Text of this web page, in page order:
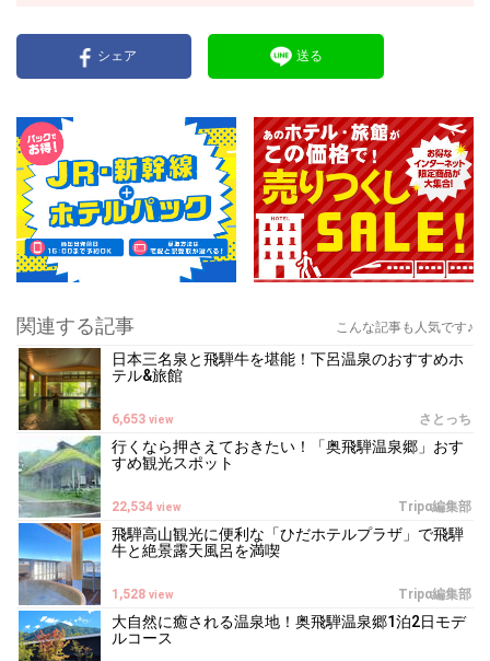
シェア 送る
関連する記事 こんな記事も人気です♪
日本三名泉と飛騨牛を堪能！下呂温泉のおすすめホ
テル&旅館
さとっち
6,653 view
行くなら押さえておきたい！「奥飛騨温泉郷」おす
すめ観光スポット
Tripα編集部
22,534 view
飛騨高山観光に便利な「ひだホテルプラザ」で飛騨
牛と絶景露天風呂を満喫
Tripα編集部
1,528 view
大自然に癒される温泉地！奥飛騨温泉郷1泊2日モデ
ルコース